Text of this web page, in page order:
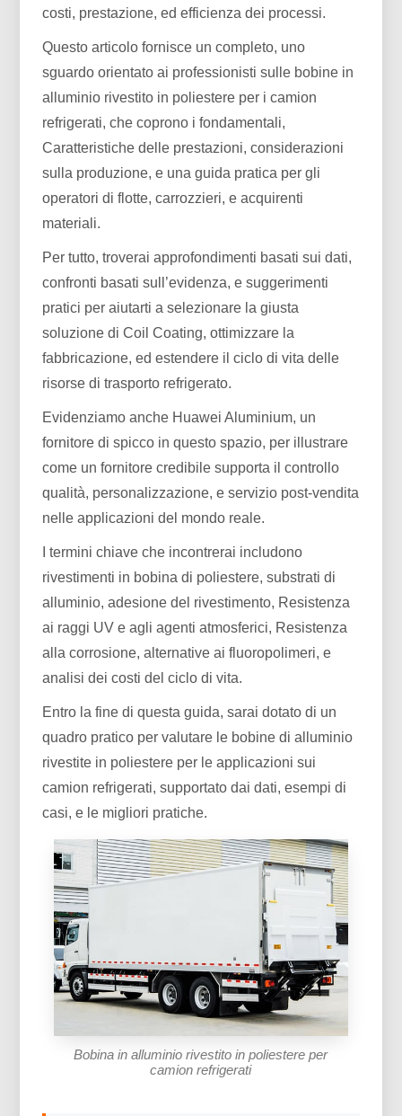
costi, prestazione, ed efficienza dei processi.
Questo articolo fornisce un completo, uno
sguardo orientato ai professionisti sulle bobine in
alluminio rivestito in poliestere per i camion
refrigerati, che coprono i fondamentali,
Caratteristiche delle prestazioni, considerazioni
sulla produzione, e una guida pratica per gli
operatori di flotte, carrozzieri, e acquirenti
materiali.
Per tutto, troverai approfondimenti basati sui dati,
confronti basati sull’evidenza, e suggerimenti
pratici per aiutarti a selezionare la giusta
soluzione di Coil Coating, ottimizzare la
fabbricazione, ed estendere il ciclo di vita delle
risorse di trasporto refrigerato.
Evidenziamo anche Huawei Aluminium, un
fornitore di spicco in questo spazio, per illustrare
come un fornitore credibile supporta il controllo
qualità, personalizzazione, e servizio post-vendita
nelle applicazioni del mondo reale.
I termini chiave che incontrerai includono
rivestimenti in bobina di poliestere, substrati di
alluminio, adesione del rivestimento, Resistenza
ai raggi UV e agli agenti atmosferici, Resistenza
alla corrosione, alternative ai fluoropolimeri, e
analisi dei costi del ciclo di vita.
Entro la fine di questa guida, sarai dotato di un
quadro pratico per valutare le bobine di alluminio
rivestite in poliestere per le applicazioni sui
camion refrigerati, supportato dai dati, esempi di
casi, e le migliori pratiche.
Bobina in alluminio rivestito in poliestere per
camion refrigerati